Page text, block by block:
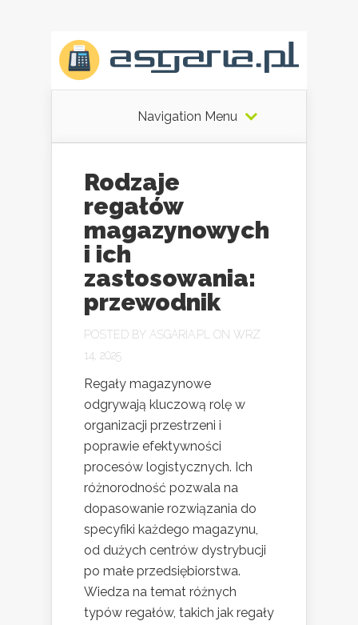
Navigation Menu
Rodzaje
regałów
magazynowych
i ich
zastosowania:
przewodnik
POSTED BY ASGARIA.PL
ON WRZ
14, 2025
Regały magazynowe
odgrywają kluczową rolę w
organizacji przestrzeni i
poprawie efektywności
procesów logistycznych. Ich
różnorodność pozwala na
dopasowanie rozwiązania do
specyfiki każdego magazynu,
od dużych centrów dystrybucji
po małe przedsiębiorstwa.
Wiedza na temat różnych
typów regałów, takich jak regały